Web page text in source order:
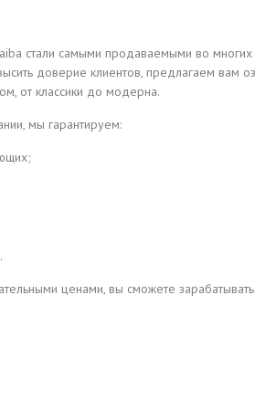
стали самыми продаваемыми во
доверие клиентов, предлагаем вам
от классики до модерна.
мы гарантируем:
ценами, вы сможете